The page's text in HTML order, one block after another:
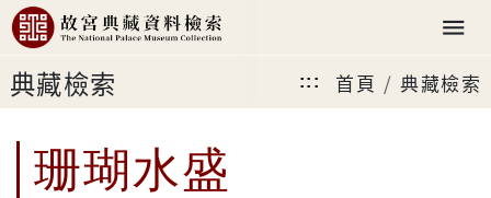
典藏檢索 ::: 首頁 典藏檢索
珊瑚水盛